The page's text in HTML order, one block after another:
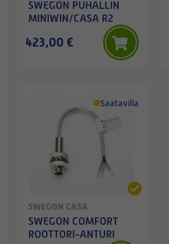
SWEGON PUHALLIN
MINIWIN/CASA R2
423,00 €
Saatavilla
SWEGON CASA
SWEGON COMFORT
ROOTTORI-ANTURI